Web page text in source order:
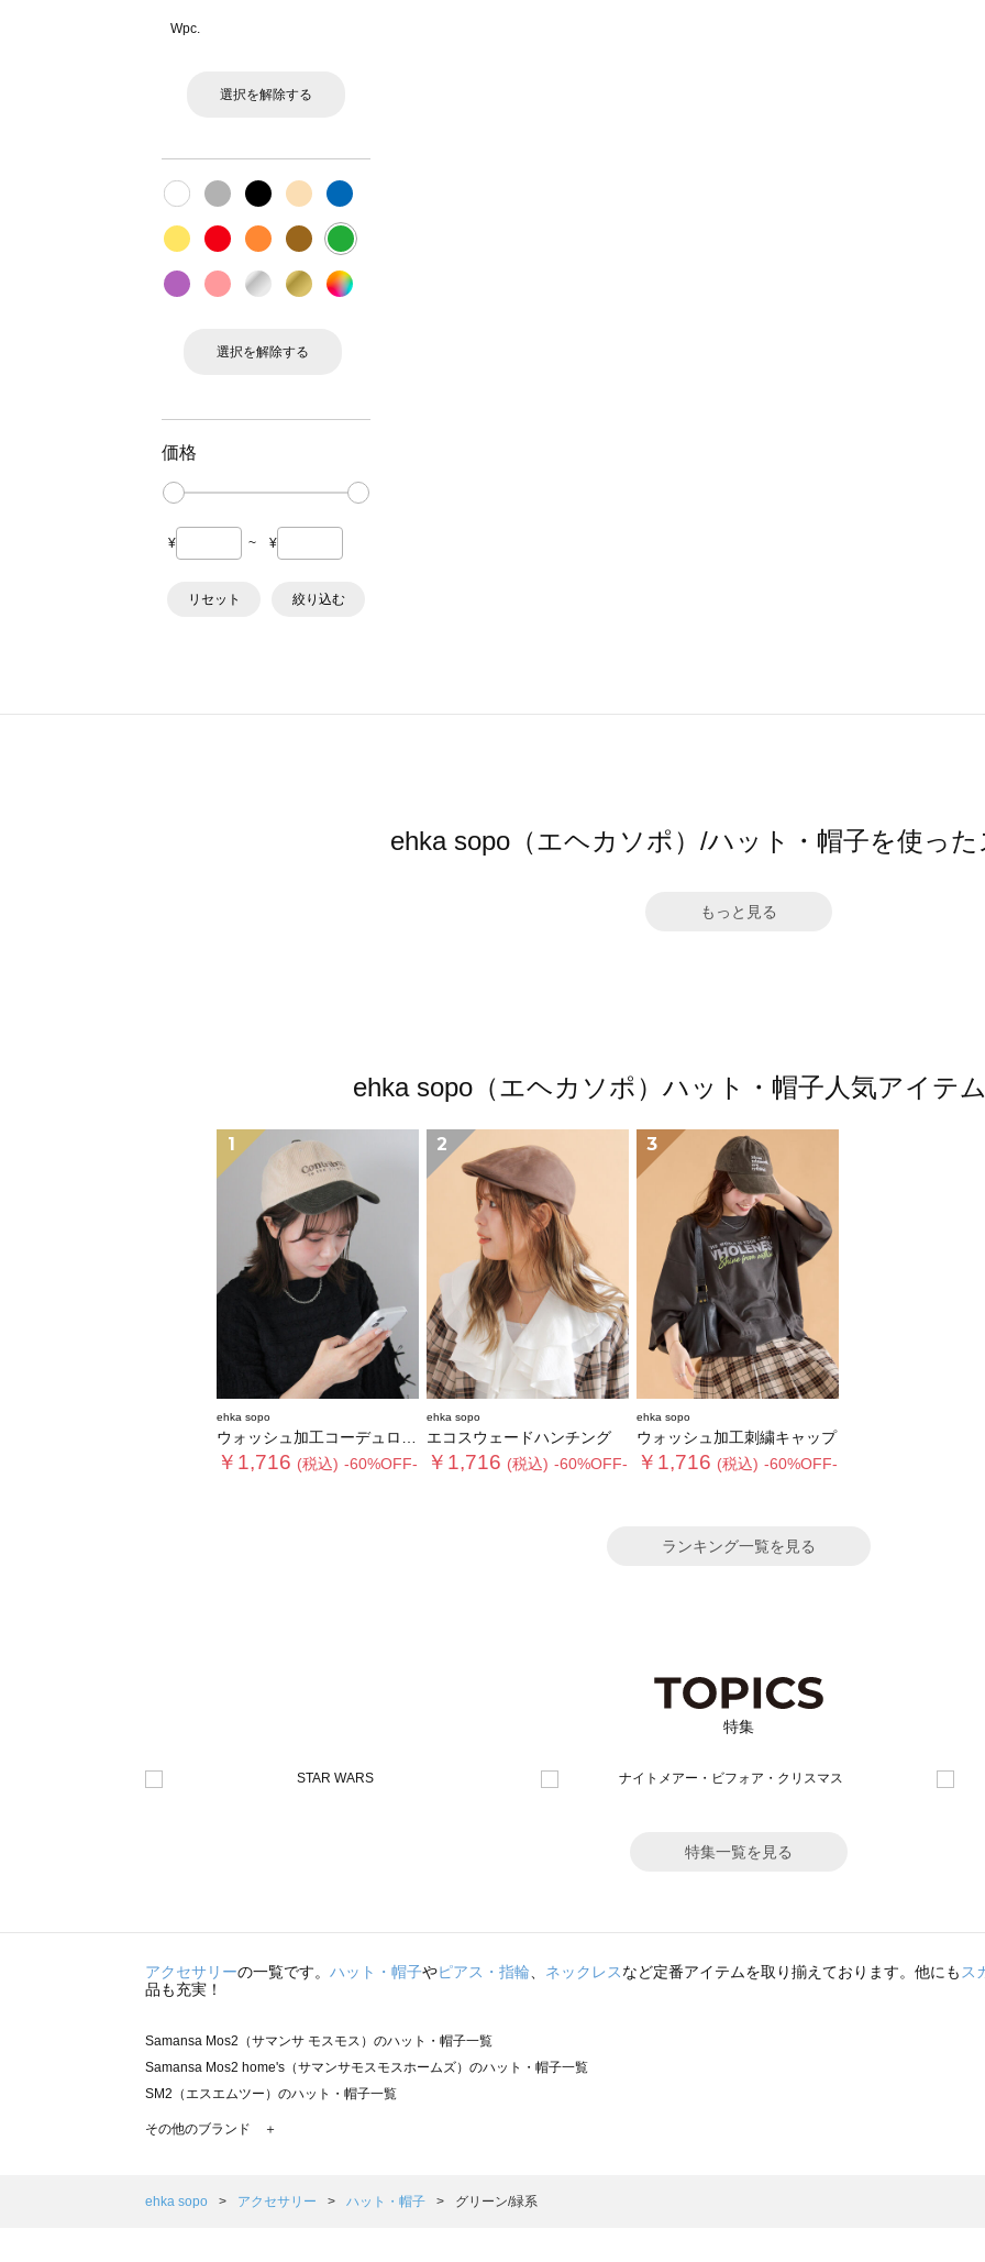
Wpc.
選択を解除する
選択を解除する
価格
¥ ~ ¥
リセット 絞り込む
ehka sopo（エヘカソポ）/ハット・帽子を使っ
もっと見る
ehka sopo（エヘカソポ）ハット・帽子人気アイテ
1
ehka sopo
ウォッシュ加工コーデュロイキャップ
￥1,716 (税込) -60%OFF-
2
ehka sopo
エコスウェードハンチング
￥1,716 (税込) -60%OFF-
3
ehka sopo
ウォッシュ加工刺繍キャップ
￥1,716 (税込) -60%OFF-
ランキング一覧を見る
特集
特集一覧を見る
アクセサリーの一覧です。 ハット・帽子やピアス・指輪、 ネックレスなど定番アイテムを取り揃えております。他にもス
品も充実！
Samansa Mos2（サマンサ モスモス）のハット・帽子一覧
Samansa Mos2 home's（サマンサモスモスホームズ）のハット・帽子一覧
SM2（エスエムツー）のハット・帽子一覧
TSUHARU by Samansa Mos2（ツハルバイサマンサモスモス）のハット・帽子一覧
Samansa Mos2 Lagom（サマンサモスモス ラーゴム）のハット・帽子一覧
その他のブランド ＋
ehka sopo アクセサリー ハット・帽子 グリーン/緑系